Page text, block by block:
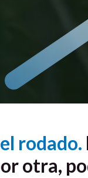
rodado.
otra,